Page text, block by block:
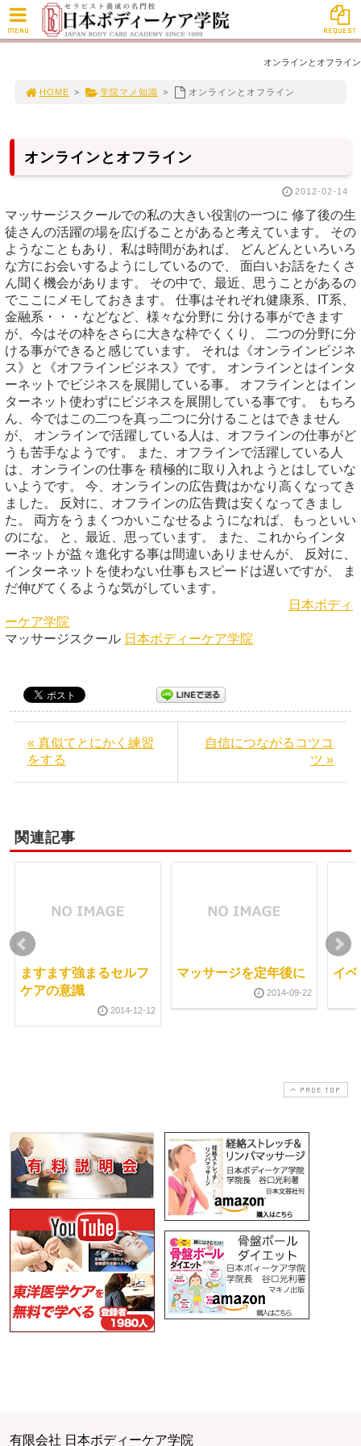
オンラインとオフライン
HOME > 学院マメ知識 > オンラインとオフライン
オンラインとオフライン
2012-02-14
マッサージスクールでの私の大きい役割の一つに 修了後の生
徒さんの活躍の場を広げることがあると考えています。 その
ようなこともあり、私は時間があれば、 どんどんといろいろ
な方にお会いするようにしているので、 面白いお話をたくさ
ん聞く機会があります。 その中で、最近、思うことがあるの
でここにメモしておきます。 仕事はそれぞれ健康系、IT系、
金融系・・・などなど、様々な分野に 分ける事ができます
が、今はその枠をさらに大きな枠でくくり、 二つの分野に分
ける事ができると感じています。 それは《オンラインビジネ
ス》と《オフラインビジネス》です。 オンラインとはインタ
ーネットでビジネスを展開している事。 オフラインとはイン
ターネット使わずにビジネスを展開している事です。 もちろ
ん、今ではこの二つを真っ二つに分けることはできません
が、 オンラインで活躍している人は、オフラインの仕事がど
うも苦手なようです。 また、オフラインで活躍している人
は、オンラインの仕事を 積極的に取り入れようとはしていな
いようです。 今、オンラインの広告費はかなり高くなってき
ました。 反対に、オフラインの広告費は安くなってきまし
た。 両方をうまくつかいこなせるようになれば、もっといい
のにな。 と、最近、思っています。 また、これからインタ
ーネットが益々進化する事は間違いありませんが、 反対に、
インターネットを使わない仕事もスピードは遅いですが、 ま
だ伸びてくるような気がしています。
日本ボディ
ーケア学院
マッサージスクール 日本ボディーケア学院
« 真似てとにかく練習
をする
自信につながるコツコ
ツ »
関連記事
ますます強まるセルフ
ケアの意識
2014-12-12
マッサージを定年後に
2014-09-22
イ
PAGE TOP
有限会社 日本ボディーケア学院
MENU REQUEST